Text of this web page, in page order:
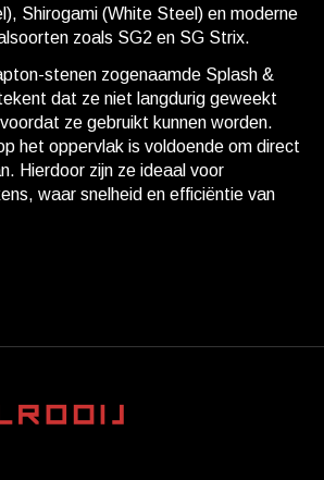
Shirogami (White Steel) en moderne
zoals SG2 en SG Strix.
stenen zogenaamde Splash &
dat ze niet langdurig geweekt
ze gebruikt kunnen worden.
het oppervlak is voldoende om direct
Hierdoor zijn ze ideaal voor
waar snelheid en efficiëntie van